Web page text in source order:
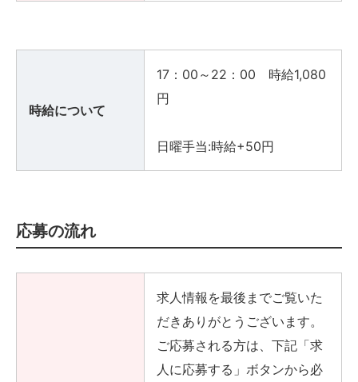
時給について
17：00～22：00 時給1,080
円
日曜手当:時給+50円
応募の流れ
求人情報を最後までご覧いた
だきありがとうございます。
ご応募される方は、下記「求
人に応募する」ボタンから必